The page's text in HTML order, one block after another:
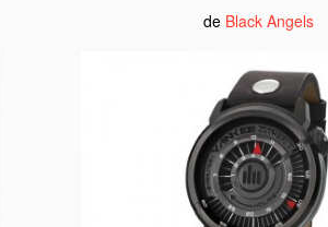
de Black Angels